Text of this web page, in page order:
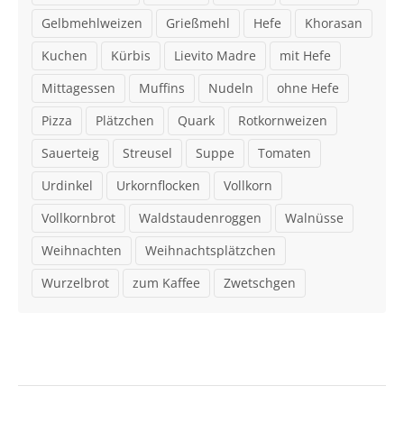
Gelbmehlweizen
Grießmehl Hefe
Khorasan
Kuchen
Kürbis Lievito Madre
mit Hefe
Mittagessen
Muffins Nudeln
ohne Hefe
Pizza
Plätzchen Quark
Rotkornweizen
Sauerteig
Streusel Suppe
Tomaten
Urdinkel
Urkornflocken
Vollkorn
Vollkornbrot
Waldstaudenroggen
Walnüsse
Weihnachten
Weihnachtsplätzchen
Wurzelbrot
zum Kaffee Zwetschgen